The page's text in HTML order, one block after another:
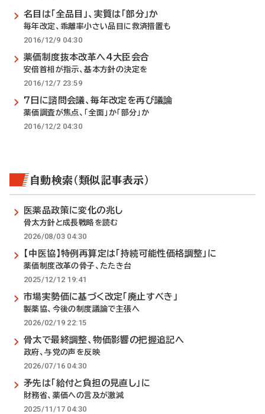
名目は「全品目」、実質は「部分」か
毎年改定、乖離率小さい品目に救済措置も
2016/12/9 04:30
薬価制度抜本改革へ4大臣会合
安倍首相が指示、基本方針の決定を
2016/12/7 23:59
7日に諮問会議、毎年改定を再び議論
薬価調査が焦点、「全面」か「部分」か
2016/12/2 04:30
自動検索（類似記事表示）
医薬品政策に変化の兆し
骨太方針と成長戦略を読む
2026/08/03 04:30
【中医協】特例再算定は「持続可能性価格調整」に
薬価制度改革の骨子、たたき台
2025/12/12 19:41
市場実勢価に基づく改定「廃止すべき」
製薬協、今後の制度議論で主張へ
2026/02/19 22:15
骨太で最終調整、物価影響の把握追記へ
政府、与党の声を反映
2026/07/16 04:30
矛先は「給付と負担の見直し」に
財務省、薬価への言及が激減
2025/11/17 04:30